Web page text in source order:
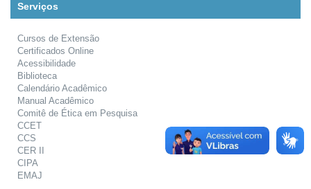
Serviços
Cursos de Extensão
Certificados Online
Acessibilidade
Biblioteca
Calendário Acadêmico
Manual Acadêmico
Comitê de Ética em Pesquisa
CCET
CCS
CER II
CIPA
EMAJ